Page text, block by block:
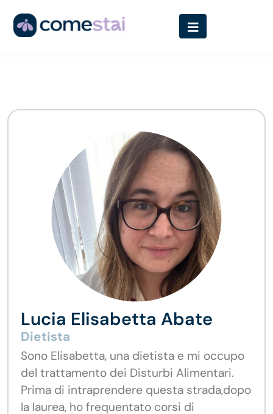
Lucia Elisabetta Abate
Dietista
Sono Elisabetta, una dietista e mi occupo
del trattamento dei Disturbi Alimentari.
Prima di intraprendere questa strada,dopo
la laurea, ho frequentato corsi di